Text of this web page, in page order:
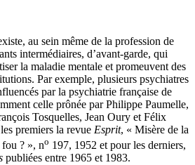
au sein même de la profession de
intermédiaires, d’avant-garde, qui
la maladie mentale et promeuvent des
Par exemple, plusieurs psychiatres
par la psychiatrie française de
celle prônée par Philippe Paumelle,
Tosquelles, Jean Oury et Félix
premiers la revue Esprit, « Misère de la
? », no 197, 1952 et pour les derniers,
publiées entre 1965 et 1983.